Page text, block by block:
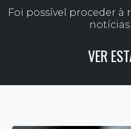
Foi possível proceder à
notícias
VER